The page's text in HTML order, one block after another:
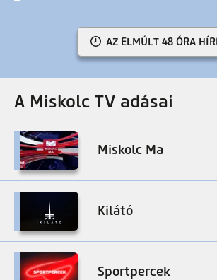
AZ ELMÚLT 48 ÓRA
A Miskolc TV adásai
Miskolc Ma
Kilátó
Sportpercek